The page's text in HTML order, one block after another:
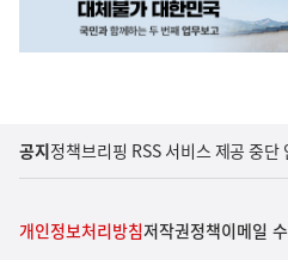
공지정책브리핑 RSS 서비스 제공 중단
개인정보처리방침저작권정책이메일